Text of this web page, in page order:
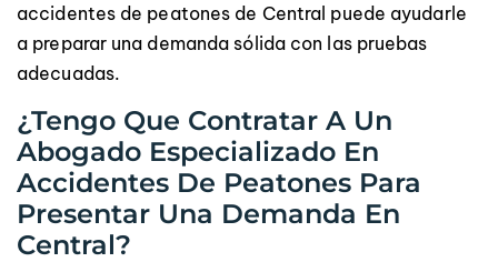
accidentes de peatones de Central puede ayudarle
a preparar una demanda sólida con las pruebas
adecuadas.
¿Tengo Que Contratar A Un
Abogado Especializado En
Accidentes De Peatones Para
Presentar Una Demanda En
Central?